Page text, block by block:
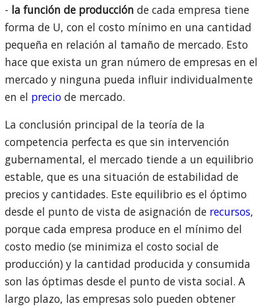
- la función de producción de cada empresa tiene
forma de U, con el costo mínimo en una cantidad
pequeña en relación al tamaño de mercado. Esto
hace que exista un gran número de empresas en el
mercado y ninguna pueda influir individualmente
en el precio de mercado.
La conclusión principal de la teoría de la
competencia perfecta es que sin intervención
gubernamental, el mercado tiende a un equilibrio
estable, que es una situación de estabilidad de
precios y cantidades. Este equilibrio es el óptimo
desde el punto de vista de asignación de recursos,
porque cada empresa produce en el mínimo del
costo medio (se minimiza el costo social de
producción) y la cantidad producida y consumida
son las óptimas desde el punto de vista social. A
largo plazo, las empresas solo pueden obtener